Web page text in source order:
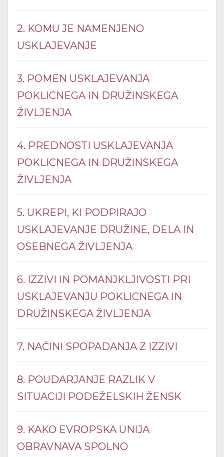
2. KOMU JE NAMENJENO
USKLAJEVANJE
3. POMEN USKLAJEVANJA
POKLICNEGA IN DRUŽINSKEGA
ŽIVLJENJA
4. PREDNOSTI USKLAJEVANJA
POKLICNEGA IN DRUŽINSKEGA
ŽIVLJENJA
5. UKREPI, KI PODPIRAJO
USKLAJEVANJE DRUŽINE, DELA IN
OSEBNEGA ŽIVLJENJA
6. IZZIVI IN POMANJKLJIVOSTI PRI
USKLAJEVANJU POKLICNEGA IN
DRUŽINSKEGA ŽIVLJENJA
7. NAČINI SPOPADANJA Z IZZIVI
8. POUDARJANJE RAZLIK V
SITUACIJI PODEŽELSKIH ŽENSK
9. KAKO EVROPSKA UNIJA
OBRAVNAVA SPOLNO